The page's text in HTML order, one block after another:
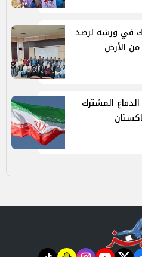
في ورشة لرصد
من الأرض
المشترك